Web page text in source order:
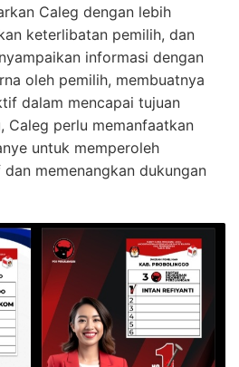
Caleg dengan lebih
keterlibatan pemilih, dan
informasi dengan
oleh pemilih, membuatnya
dalam mencapai tujuan
Caleg perlu memanfaatkan
untuk memperoleh
memenangkan dukungan